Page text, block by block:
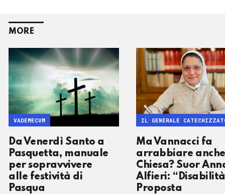
MORE
Da Venerdì Santo a
Pasquetta, manuale
per sopravvivere
alle festività di
Pasqua
VADEMECUM
Ma Vannacci fa
arrabbiare
Chiesa? Suor
Alfieri:
Proposta
IL GENERALE